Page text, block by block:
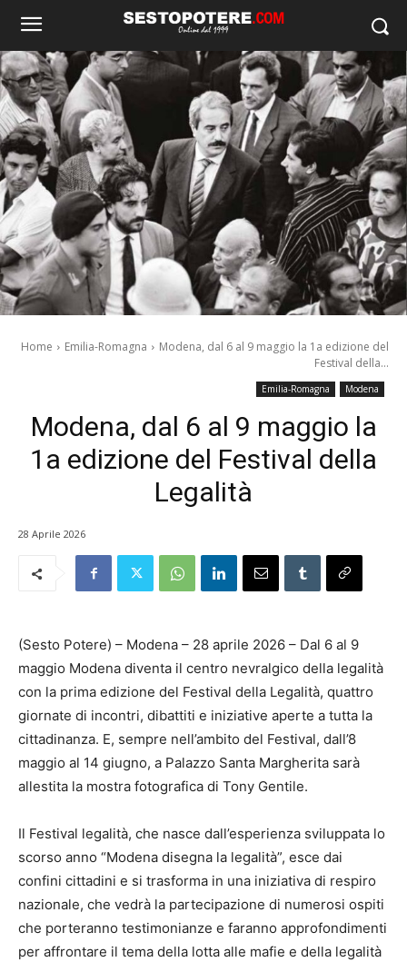
Home Emilia-Romagna
Modena, dal 6 al 9 maggio la 1a edizione del
Festival della...
Emilia-Romagna Modena
Modena, dal 6 al 9 maggio la
1a edizione del Festival della
Legalità
28 Aprile 2026
(Sesto Potere) – Modena – 28 aprile 2026 – Dal 6 al 9
maggio Modena diventa il centro nevralgico della legalità
con la prima edizione del Festival della Legalità, quattro
giornate di incontri, dibattiti e iniziative aperte a tutta la
cittadinanza. E, sempre nell’ambito del Festival, dall’8
maggio al 14 giugno, a Palazzo Santa Margherita sarà
allestita la mostra fotografica di Tony Gentile.
Il Festival legalità, che nasce dall’esperienza sviluppata lo
scorso anno “Modena disegna la legalità”, esce dai
confini cittadini e si trasforma in una iniziativa di respiro
nazionale, che vedrà la partecipazione di numerosi ospiti
che porteranno testimonianze e faranno approfondimenti
per affrontare il tema della lotta alle mafie e della legalità